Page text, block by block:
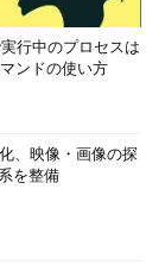
行中のプロセスは
ンドの使い方
、映像・画像の探
を整備